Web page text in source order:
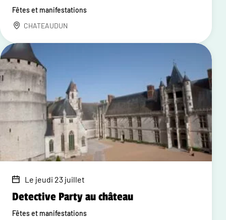
Fêtes et manifestations
CHATEAUDUN
Le jeudi 23 juillet
Detective Party au château
Fêtes et manifestations